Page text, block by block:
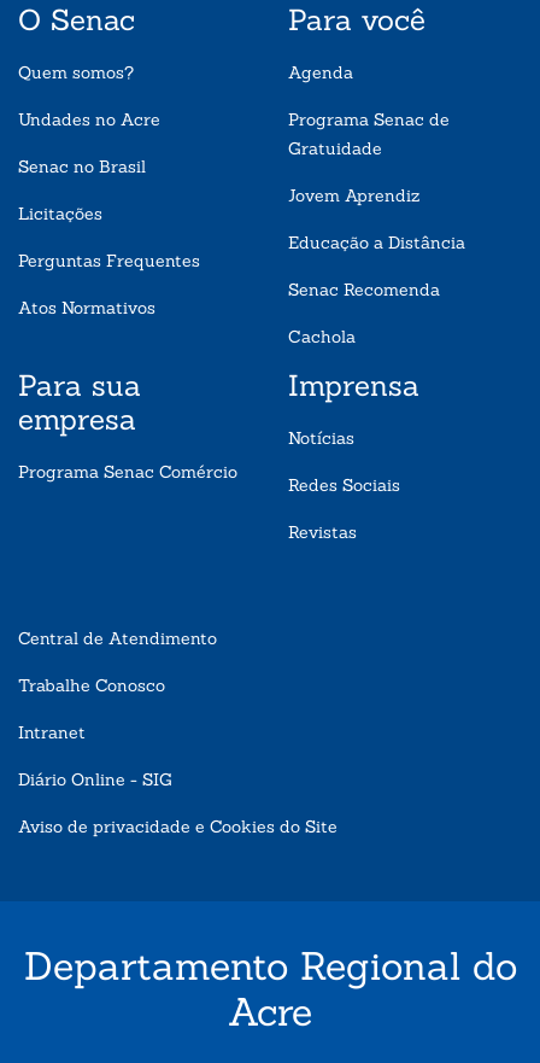
O Senac
Quem somos?
Undades no Acre
Senac no Brasil
Licitações
Perguntas Frequentes
Atos Normativos
Para você
Agenda
Programa Senac de
Gratuidade
Jovem Aprendiz
Educação a Distância
Senac Recomenda
Cachola
Para sua
empresa
Programa Senac Comércio
Imprensa
Notícias
Redes Sociais
Revistas
Central de Atendimento
Trabalhe Conosco
Intranet
Diário Online - SIG
Aviso de privacidade e Cookies do Site
Departamento Regional do
Acre